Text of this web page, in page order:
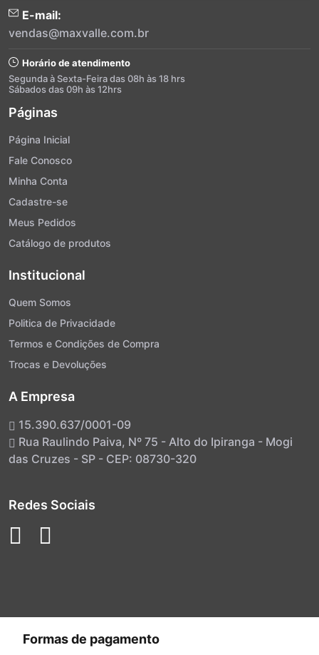
E-mail:
vendas@maxvalle.com.br
Horário de atendimento
Segunda à Sexta-Feira das 08h às 18 hrs
Sábados das 09h às 12hrs
Páginas
Página Inicial
Fale Conosco
Minha Conta
Cadastre-se
Meus Pedidos
Catálogo de produtos
Institucional
Quem Somos
Politica de Privacidade
Termos e Condições de Compra
Trocas e Devoluções
A Empresa
15.390.637/0001-09
Rua Raulindo Paiva, Nº 75 - Alto do Ipiranga - Mogi
das Cruzes - SP - CEP: 08730-320
Redes Sociais
Formas de pagamento